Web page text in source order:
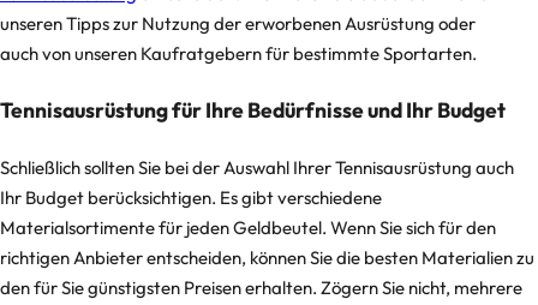
unseren Tipps zur Nutzung der erworbenen Ausrüstung oder
auchvon unseren Kaufratgebernfür bestimmte Sportarten.
Tennisausrüstung für Ihre Bedürfnisse und Ihr Budget
Schließlich sollten Sie bei der Auswahl Ihrer Tennisausrüstung auch
Ihr Budget berücksichtigen. Es gibt verschiedene
Materialsortimente für jeden Geldbeutel. Wenn Sie sich für den
richtigen Anbieter entscheiden, können Sie die besten Materialien zu
den für Sie günstigsten Preisen erhalten. Zögern Sie nicht, mehrere